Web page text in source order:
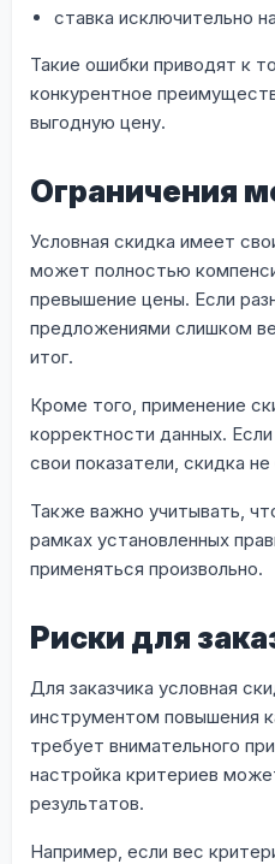
ставка исключительно
Такие ошибки приводят к
конкурентное
выгодную цену.
Ограничения
Условная скидка имеет
может полностью
превышение цены. Если
предложениями слишком
итог.
Кроме того, применение
корректности данных.
свои показатели, скидка
Также важно учитывать,
рамках установленных
применяться произвольно.
Риски для
Для заказчика условная
инструментом повышения
требует внимательного
настройка критериев
результатов.
Например, если вес